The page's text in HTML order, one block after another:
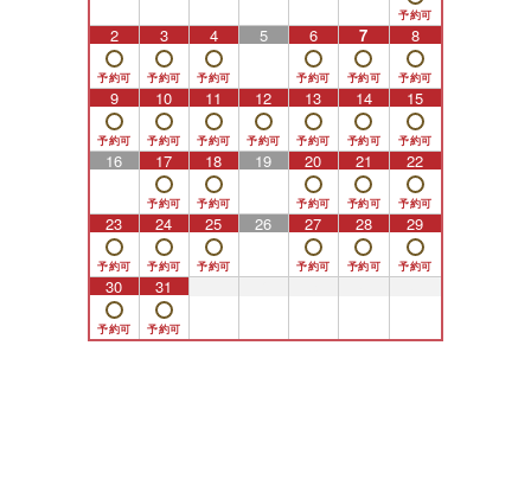
2 3 4 5 6 7 8
9 10 11 12 13 14 15
16 17 18 19 20 21 22
23 24 25 26 27 28 29
30 31